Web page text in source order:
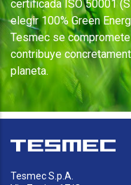
certificada ISO 50001
elegir 100% Green
Tesmec se
contribuye
planeta.
Tesmec S.p.A.